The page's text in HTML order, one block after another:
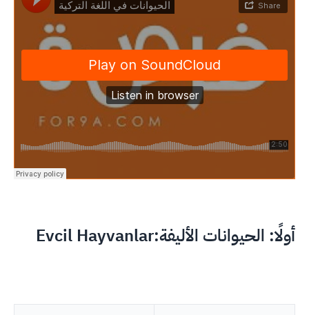
أولًا: الحيوانات الأليفة:Evcil Hayvanlar